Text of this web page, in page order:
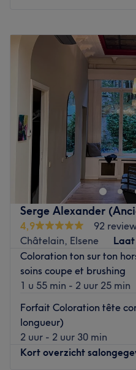
Dinsdag
Woensdag
Vrijdag
Zaterdag
Zondag
Ben je toe aan een nieuwe
Hair & Beauty in Merksem
gedreven team voorziet je
coupe, maar ook voor al
je hier terecht. Zo biedt het
haarbehandelingen, ook
permanente make-up aan.
met een prachtige look de
Goed om te weten: je kunt
het Sint-Franciscusplein
Go to
Serge Alexander
4,9
92
Châtelain, Elsene
Coloration ton sur ton
soins coupe et brushing
1 u 55 min - 2 uur 25 min
Forfait Coloration tête
longueur)
2 uur - 2 uur 30 min
Kort overzicht